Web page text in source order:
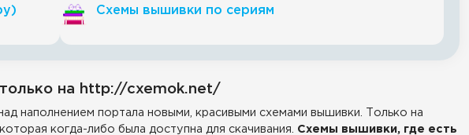
Схемы вышивки по сериям
на http://cxemok.net/
наполнением портала новыми, красивыми схемами вышивки. Только на
когда-либо была доступна для скачивания. Схемы вышивки, где есть